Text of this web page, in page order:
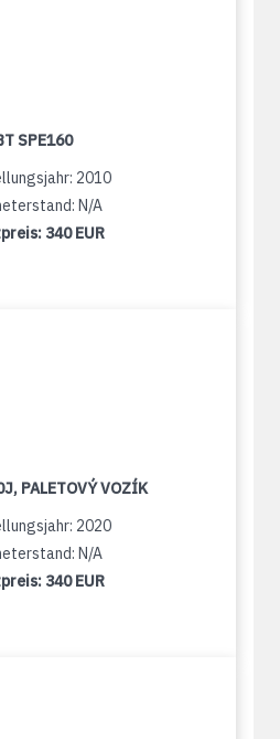
SPE160
2010
N/A
340 EUR
PALETOVÝ VOZÍK
2020
N/A
340 EUR